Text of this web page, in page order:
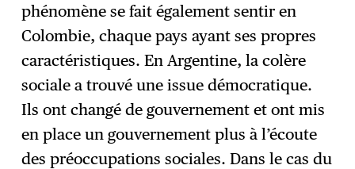
phénomène se fait également sentir en
Colombie, chaque pays ayant ses propres
caractéristiques. En Argentine, la colère
sociale a trouvé une issue démocratique.
Ils ont changé de gouvernement et ont mis
en place un gouvernement plus à l’écoute
des préoccupations sociales. Dans le cas du